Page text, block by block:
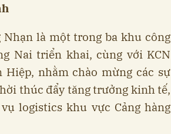
Nhạn là một trong ba khu công
Nai triển khai, cùng với KCN
Hiệp, nhằm chào mừng các sự
thúc đẩy tăng trưởng kinh tế,
logistics khu vực Cảng hàng